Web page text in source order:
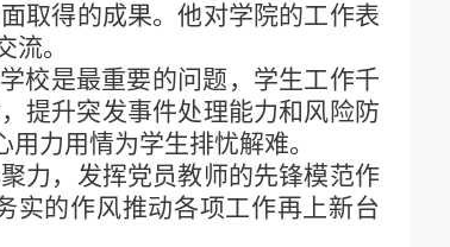
取得的成果。他对学院的工作表
。
校是最重要的问题，学生工作千
提升突发事件处理能力和风险防
力用情为学生排忧解难。
力，发挥党员教师的先锋模范作
实的作风推动各项工作再上新台